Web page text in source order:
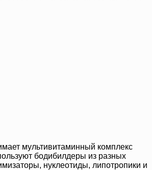
мультивитаминный комплекс
бодибилдеры из разных
нуклеотиды, липотропики и